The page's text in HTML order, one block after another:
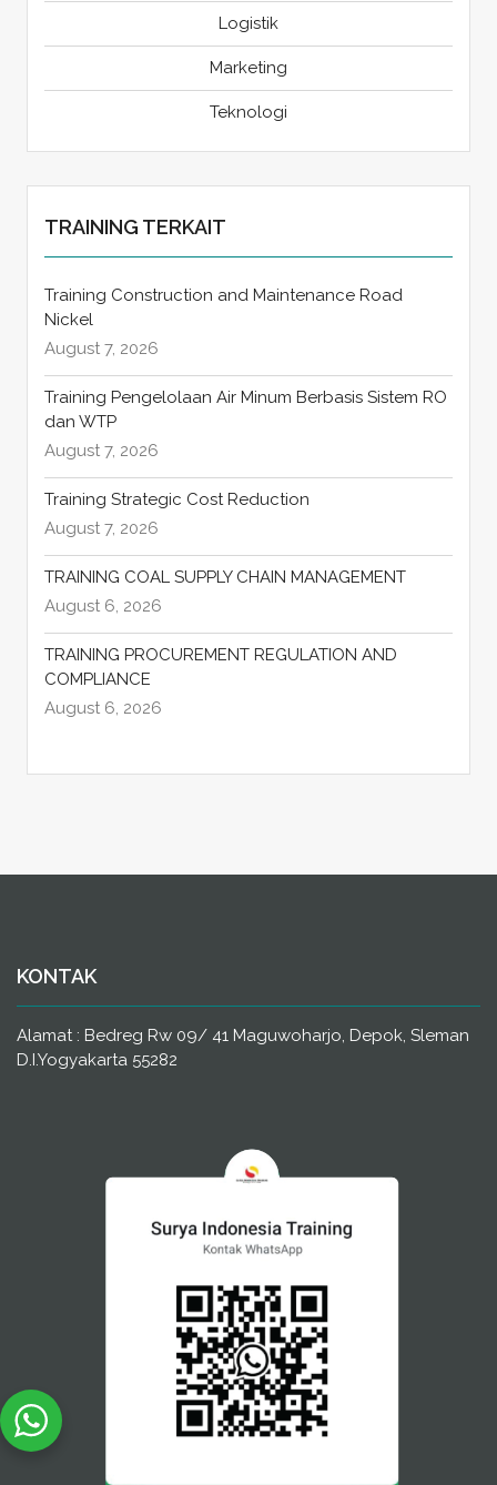
Logistik
Marketing
Teknologi
TRAINING TERKAIT
Training Construction and Maintenance Road
Nickel
August 7, 2026
Training Pengelolaan Air Minum Berbasis Sistem RO
dan WTP
August 7, 2026
Training Strategic Cost Reduction
August 7, 2026
TRAINING COAL SUPPLY CHAIN MANAGEMENT
August 6, 2026
TRAINING PROCUREMENT REGULATION AND
COMPLIANCE
August 6, 2026
KONTAK
Alamat : Bedreg Rw 09/ 41 Maguwoharjo, Depok, Sleman
D.I.Yogyakarta 55282